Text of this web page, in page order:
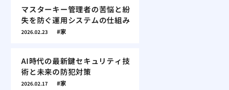
マスターキー管理者の苦悩と紛
失を防ぐ運用システムの仕組み
2026.02.23 家
AI時代の最新鍵セキュリティ技
術と未来の防犯対策
2026.02.17 家